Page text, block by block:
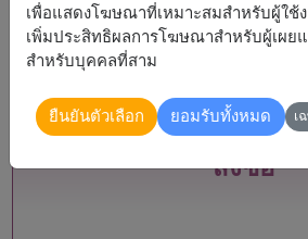
กาญจนบุรี
กาฬสินธุ์
กำแพงเพชร
จันทบุรี
ฉะเชิงเทรา
มห
มุก
ร้อย
ระน
สั่งซื้อ
เพื่อแสดงโฆษณาที่เหมาะสมสำหรับผู้ใช้
เพิ่มประสิทธิผลการโฆษณาสำหรับผู้เผ
สำหรับบุคคลที่สาม
ยืนยันตัวเลือก ยอมรับทั้งหมด เ